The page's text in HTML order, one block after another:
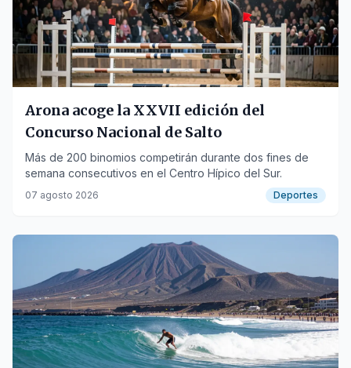
Arona acoge la XXVII edición del
Concurso Nacional de Salto
Más de 200 binomios competirán durante dos fines de
semana consecutivos en el Centro Hípico del Sur.
07 agosto 2026 Deportes